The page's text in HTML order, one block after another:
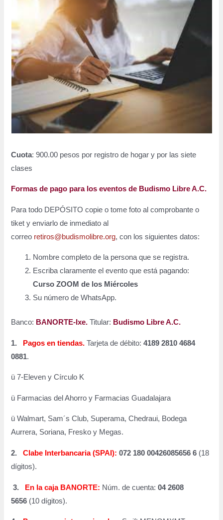
Cuota: 900.00 pesos por registro de hogar y por las siete
clases
Formas de pago para los eventos de Budismo Libre A.C.
Para todo DEPÓSITO copie o tome foto al comprobante o
tiket y enviarlo de inmediato al
correo retiros@budismolibre.org, con los siguientes datos:
Nombre completo de la persona que se registra.
Escriba claramente el evento que está pagando:
Curso ZOOM de los Miércoles
Su número de WhatsApp.
Banco: BANORTE-Ixe.Titular: Budismo Libre A.C.
1. Pagos en tiendas. Tarjeta de débito:4189 2810 4684
0881.
ü 7-Eleven y Círculo K
ü Farmacias del Ahorro y Farmacias Guadalajara
ü Walmart, Sam´s Club, Superama, Chedraui, Bodega
Aurrera, Soriana, Fresko y Megas.
2. Clabe Interbancaria (SPAI): 072 180 00426085656 6 (18
dígitos).
3. En la caja BANORTE: Núm. de cuenta:04 2608
5656 (10 dígitos).